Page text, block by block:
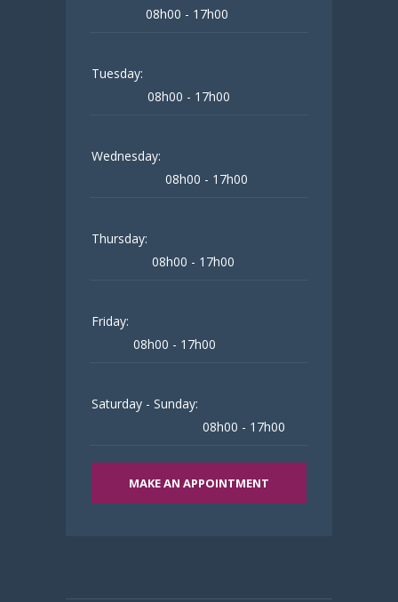
08h00 - 17h00
Tuesday:
08h00 - 17h00
Wednesday:
08h00 - 17h00
Thursday:
08h00 - 17h00
Friday:
08h00 - 17h00
Saturday - Sunday:
08h00 - 17h00
MAKE AN APPOINTMENT